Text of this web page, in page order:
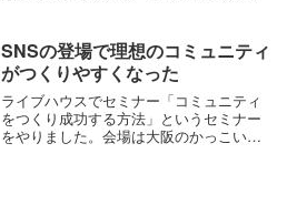
た森。仕事をしに来たんだけど、この空
間は、なんだか「働く」って言葉とは少
しちがう。香り高いコーヒーが、そっと
湯気をたてている。静かに流れるBGM
が、頭の中の雑音をすっと拭ってくれ
る。スタッフさんの立ち振る舞いにも、
SNSの登場で理想のコミュニティ
がつくりやすくなった
ライブハウスでセミナー「コミュニティ
をつくり成功する方法」というセミナー
をやりました。会場は大阪のかっこいい